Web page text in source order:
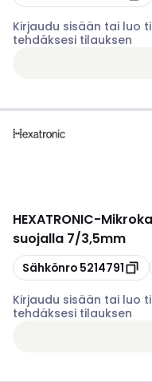
Kirjaudu sisään tai luo
tehdäksesi tilauksen
HEXATRONIC-
suojalla 7/3,5mm
Kopioi
Sähkönro 5214791
Kirjaudu sisään tai luo
tehdäksesi tilauksen